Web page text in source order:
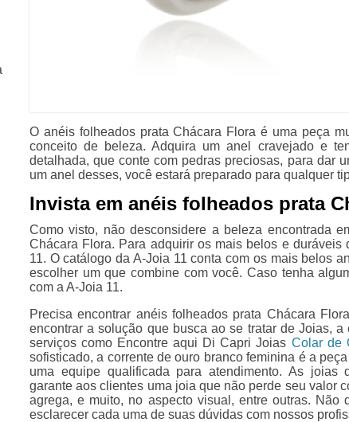
O anéis folheados prata Chácara Flora é uma peça
conceito de beleza. Adquira um anel cravejado e
detalhada, que conte com pedras preciosas, para dar
um anel desses, você estará preparado para qualquer
Invista em anéis folheados prata
Como visto, não desconsidere a beleza encontrada
Chácara Flora. Para adquirir os mais belos e duráveis
11. O catálogo da A-Joia 11 conta com os mais belos
escolher um que combine com você. Caso tenha
com a A-Joia 11.
Precisa encontrar anéis folheados prata Chácara
encontrar a solução que busca ao se tratar de Joias, a
serviços como Encontre aqui Di Capri Joias Colar de
sofisticado, a corrente de ouro branco feminina é a
uma equipe qualificada para atendimento. As
garante aos clientes uma joia que não perde seu valor
agrega, e muito, no aspecto visual, entre outras. Não
esclarecer cada uma de suas dúvidas com nossos